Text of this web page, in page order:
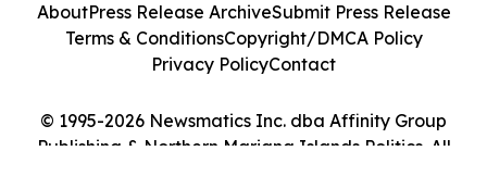
© 1995-2026 Newsmatics Inc. dba Affinity Group
Publishing & Northern Mariana Islands Politics. All
AboutPress Release ArchiveSubmit Press Release
Terms & ConditionsCopyright/DMCA Policy
Privacy PolicyContact